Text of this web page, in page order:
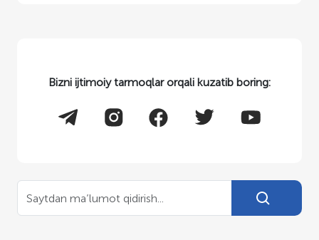
Bizni ijtimoiy tarmoqlar orqali kuzatib boring: